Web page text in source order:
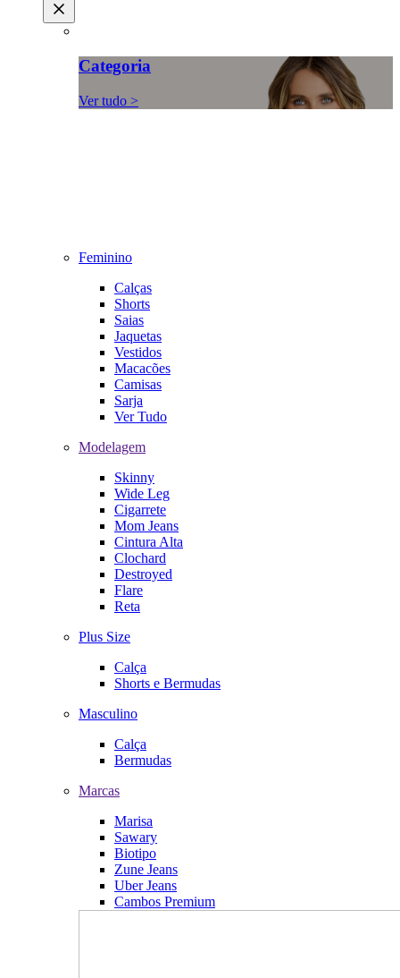
Categoria
Ver tudo >
Feminino
Calças
Shorts
Saias
Jaquetas
Vestidos
Macacões
Camisas
Sarja
Ver Tudo
Modelagem
Skinny
Wide Leg
Cigarrete
Mom Jeans
Cintura Alta
Clochard
Destroyed
Flare
Reta
Plus Size
Calça
Shorts e Bermudas
Masculino
Calça
Bermudas
Marcas
Marisa
Sawary
Biotipo
Zune Jeans
Uber Jeans
Cambos Premium